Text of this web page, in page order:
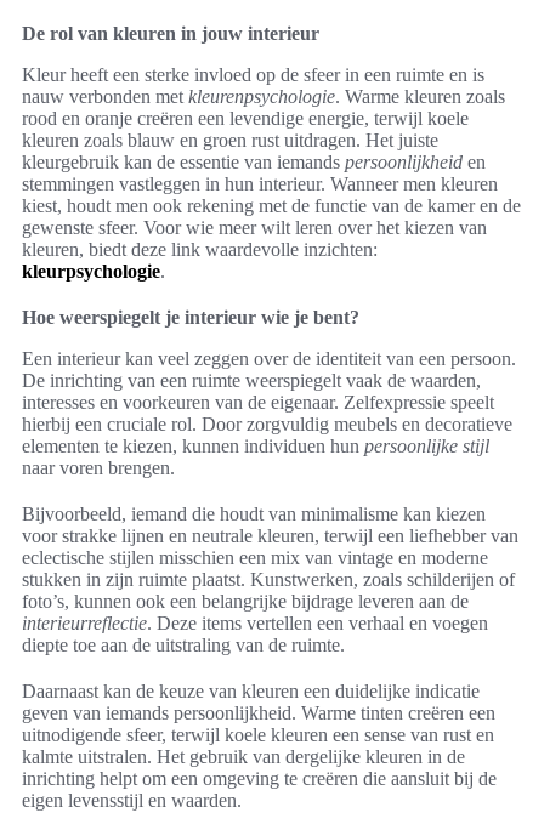
De rol van kleuren in jouw interieur
Kleur heeft een sterke invloed op de sfeer in een ruimte en is
nauw verbonden met kleurenpsychologie. Warme kleuren zoals
rood en oranje creëren een levendige energie, terwijl koele
kleuren zoals blauw en groen rust uitdragen. Het juiste
kleurgebruik kan de essentie van iemands persoonlijkheid en
stemmingen vastleggen in hun interieur. Wanneer men kleuren
kiest, houdt men ook rekening met de functie van de kamer en de
gewenste sfeer. Voor wie meer wilt leren over het kiezen van
kleuren, biedt deze link waardevolle inzichten:
kleurpsychologie.
Hoe weerspiegelt je interieur wie je bent?
Een interieur kan veel zeggen over de identiteit van een persoon.
De inrichting van een ruimte weerspiegelt vaak de waarden,
interesses en voorkeuren van de eigenaar. Zelfexpressie speelt
hierbij een cruciale rol. Door zorgvuldig meubels en decoratieve
elementen te kiezen, kunnen individuen hun persoonlijke stijl
naar voren brengen.
Bijvoorbeeld, iemand die houdt van minimalisme kan kiezen
voor strakke lijnen en neutrale kleuren, terwijl een liefhebber van
eclectische stijlen misschien een mix van vintage en moderne
stukken in zijn ruimte plaatst. Kunstwerken, zoals schilderijen of
foto’s, kunnen ook een belangrijke bijdrage leveren aan de
interieurreflectie. Deze items vertellen een verhaal en voegen
diepte toe aan de uitstraling van de ruimte.
Daarnaast kan de keuze van kleuren een duidelijke indicatie
geven van iemands persoonlijkheid. Warme tinten creëren een
uitnodigende sfeer, terwijl koele kleuren een sense van rust en
kalmte uitstralen. Het gebruik van dergelijke kleuren in de
inrichting helpt om een omgeving te creëren die aansluit bij de
eigen levensstijl en waarden.